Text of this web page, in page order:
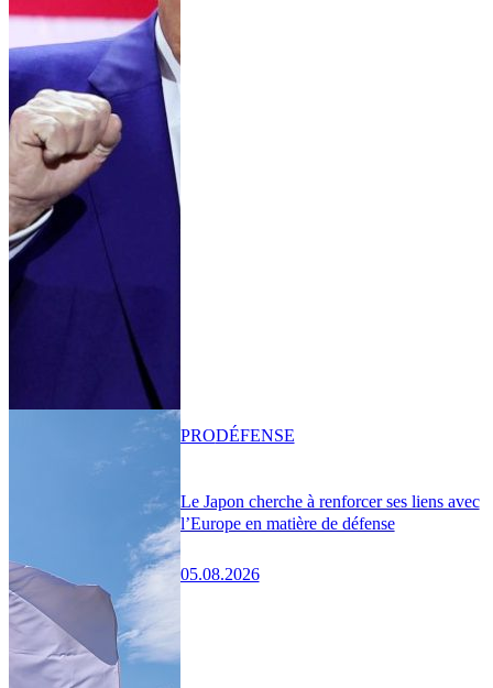
Le Japon cherche à renforcer ses liens avec
l’Europe en matière de défense
05.08.2026
PRODÉFENSE